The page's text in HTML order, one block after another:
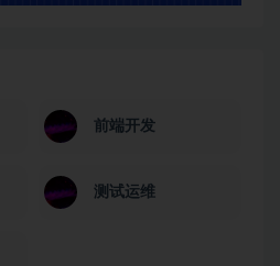
前端开发
测试运维